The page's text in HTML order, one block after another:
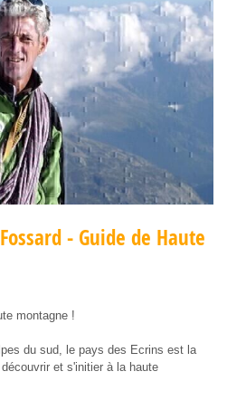
- Guide de Haute
montagne !
du sud, le pays des Ecrins est la
et s'initier à la haute